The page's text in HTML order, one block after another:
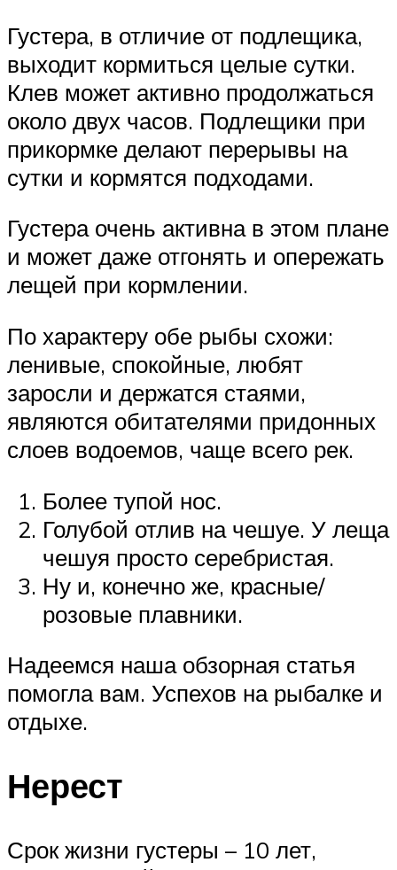
Густера, в отличие от подлещика,
выходит кормиться целые сутки.
Клев может активно продолжаться
около двух часов. Подлещики при
прикормке делают перерывы на
сутки и кормятся подходами.
Густера очень активна в этом плане
и может даже отгонять и опережать
лещей при кормлении.
По характеру обе рыбы схожи:
ленивые, спокойные, любят
заросли и держатся стаями,
являются обитателями придонных
слоев водоемов, чаще всего рек.
Более тупой нос.
Голубой отлив на чешуе. У леща
чешуя просто серебристая.
Ну и, конечно же, красные/
розовые плавники.
Надеемся наша обзорная статья
помогла вам. Успехов на рыбалке и
отдыхе.
Нерест
Срок жизни густеры – 10 лет,